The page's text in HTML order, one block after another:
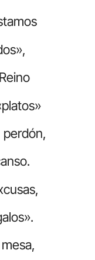
perdón,